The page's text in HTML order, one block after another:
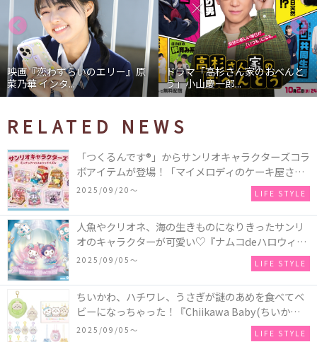
映画『恋わずらいのエリー』原
菜乃華 インタ...
ドラマ「高杉さん家のおべんと
う」小山慶一郎...
RELATED NEWS
「つくるんです®」からサンリオキャラクターズコラ
ボアイテムが登場！「マイメロディのケーキ屋さ
ん」などミニチュアハウス8種類と、「シナモロール
のメリーゴーランド」などオルゴールで動く仕掛け
付きのウッドパズル2種類♪
2025/09/20〜 LIFE STYLE
人魚やクリオネ、海の生きものになりきったサンリ
オのキャラクターが可愛い♡『ナムコdeハロウィン
2025～マーメイドファンタジー～』全国のアミュー
ズメント施設「ナムコ」「ナムコオンラインクレー
ン」で開催！
2025/09/05〜 LIFE STYLE
ちいかわ、ハチワレ、うさぎが謎のあめを食べてベ
ビーになっちゃった！『Chiikawa Baby(ちいかわベ
ビー)』の催事を全国14か所で開催！
2025/09/05〜 LIFE STYLE